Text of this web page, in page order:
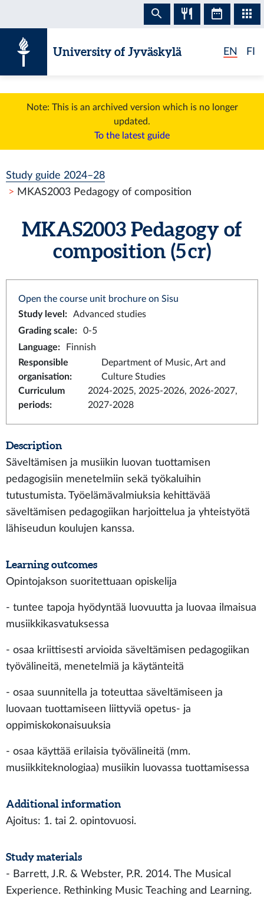
University of Jyväskylä EN FI
Note: This is an archived version which is no longer
updated.
To the latest guide
Study guide 2024–28
MKAS2003 Pedagogy of composition
MKAS2003 Pedagogy of
composition (5 cr)
Open the course unit brochure on Sisu
Study level :
Advanced studies
Grading scale:
0-5
Language:
Finnish
Responsible
organisation:
Department of Music, Art and
Culture Studies
Curriculum
periods:
2024-2025, 2025-2026, 2026-2027,
2027-2028
Description
Säveltämisen ja musiikin luovan tuottamisen
pedagogisiin menetelmiin sekä työkaluihin
tutustumista. Työelämävalmiuksia kehittävää
säveltämisen pedagogiikan harjoittelua ja yhteistyötä
lähiseudun koulujen kanssa.
Learning outcomes
Opintojakson suoritettuaan opiskelija
- tuntee tapoja hyödyntää luovuutta ja luovaa ilmaisua
musiikkikasvatuksessa
- osaa kriittisesti arvioida säveltämisen pedagogiikan
työvälineitä, menetelmiä ja käytänteitä
- osaa suunnitella ja toteuttaa säveltämiseen ja
luovaan tuottamiseen liittyviä opetus- ja
oppimiskokonaisuuksia
- osaa käyttää erilaisia työvälineitä (mm.
musiikkiteknologiaa) musiikin luovassa tuottamisessa
Additional information
Ajoitus: 1. tai 2. opintovuosi.
Study materials
- Barrett, J.R. & Webster, P.R. 2014. The Musical
Experience. Rethinking Music Teaching and Learning.